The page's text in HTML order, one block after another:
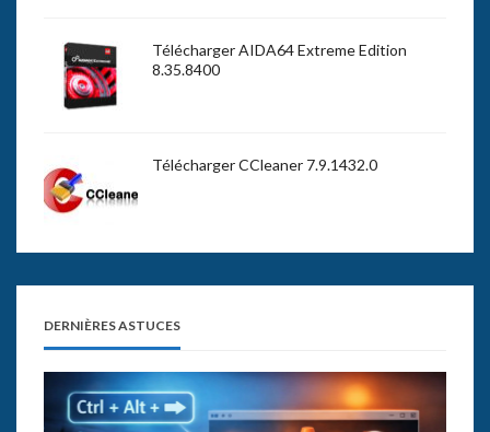
Télécharger AIDA64 Extreme Edition
8.35.8400
Télécharger CCleaner 7.9.1432.0
DERNIÈRES ASTUCES